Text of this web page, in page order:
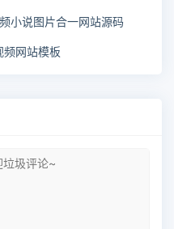
小说图片合一网站源码
网站模板